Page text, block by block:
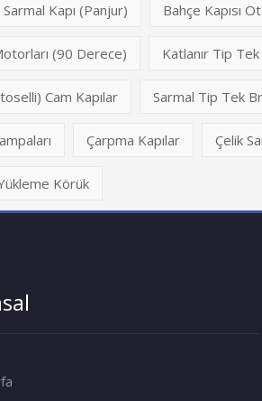
Kapı (Panjur) Bahçe Kapısı
(90 Derece) Katlanır Tip Tek
Cam Kapılar Sarmal Tip Tek
Çarpma Kapılar Çelik
Körük